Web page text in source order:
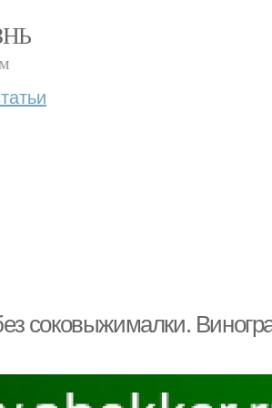
соковыжималки.